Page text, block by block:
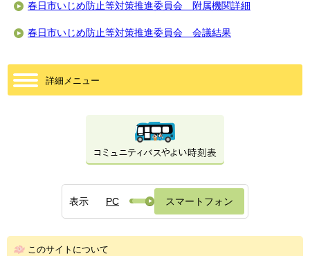
春日市いじめ防止等対策推進委員会 附属機関詳細
春日市いじめ防止等対策推進委員会 会議結果
詳細メニュー
表示 PC スマートフォン
このサイトについて